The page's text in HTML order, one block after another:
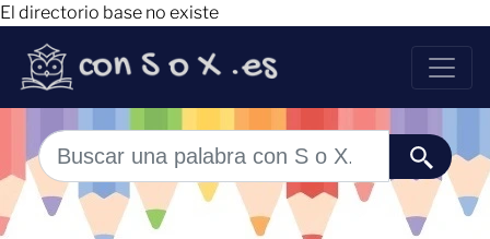
El directorio base no existe